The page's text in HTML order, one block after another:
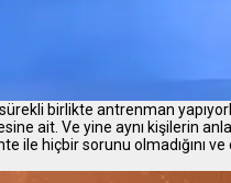
birlikte antrenman
ait. Ve yine aynı kişilerin
ile hiçbir sorunu olmadığını